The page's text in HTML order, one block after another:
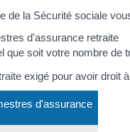
de la Sécurité sociale
d'assurance retraite
que soit votre nombre de
exigé pour avoir droit
d'assurance